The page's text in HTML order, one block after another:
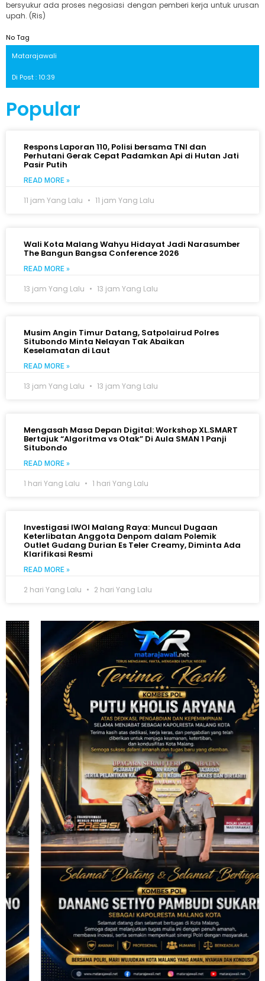
bersyukur ada proses negosiasi dengan pemberi kerja untuk urusan
upah. (Ris)
No Tag
Matarajawali
Di Post : 10:39
Popular
Respons Laporan 110, Polisi bersama TNI dan
Perhutani Gerak Cepat Padamkan Api di Hutan Jati
Pasir Putih
READ MORE »
11 jam Yang Lalu 11 jam Yang Lalu
Wali Kota Malang Wahyu Hidayat Jadi Narasumber
The Bangun Bangsa Conference 2026
READ MORE »
13 jam Yang Lalu 13 jam Yang Lalu
Musim Angin Timur Datang, Satpolairud Polres
Situbondo Minta Nelayan Tak Abaikan
Keselamatan di Laut
READ MORE »
13 jam Yang Lalu 13 jam Yang Lalu
Mengasah Masa Depan Digital: Workshop XL.SMART
Bertajuk “Algoritma vs Otak” Di Aula SMAN 1 Panji
Situbondo
READ MORE »
1 hari Yang Lalu 1 hari Yang Lalu
Investigasi IWOI Malang Raya: Muncul Dugaan
Keterlibatan Anggota Denpom dalam Polemik
Outlet Gudang Durian Es Teler Creamy, Diminta Ada
Klarifikasi Resmi
READ MORE »
2 hari Yang Lalu 2 hari Yang Lalu